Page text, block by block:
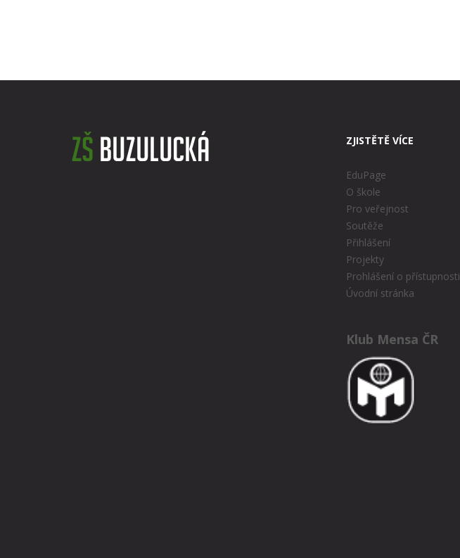
ZJISTĚTĚ VÍCE
EduPage
O škole
Pro veřejnost
Soutěže
Přihlášení
Projekty
Prohlášení o přístupnosti
Úvodní stránka
Klub Mensa ČR